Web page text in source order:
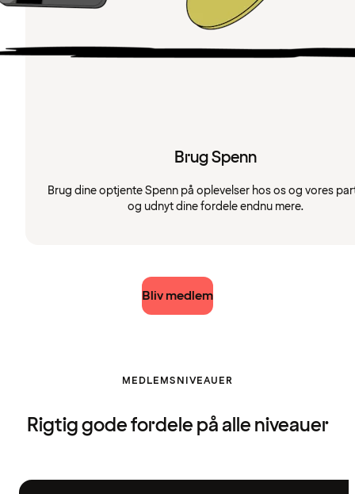
Brug Spenn
Brug dine optjente Spenn på oplevelser hos os og vores
og udnyt dine fordele endnu mere.
Bliv medlem
MEDLEMSNIVEAUER
Rigtig gode fordele på alle niveauer